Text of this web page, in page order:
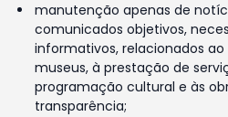
manutenção apenas de
comunicados objetivos,
informativos, relacionados
museus, à prestação de
programação cultural e às
transparência;